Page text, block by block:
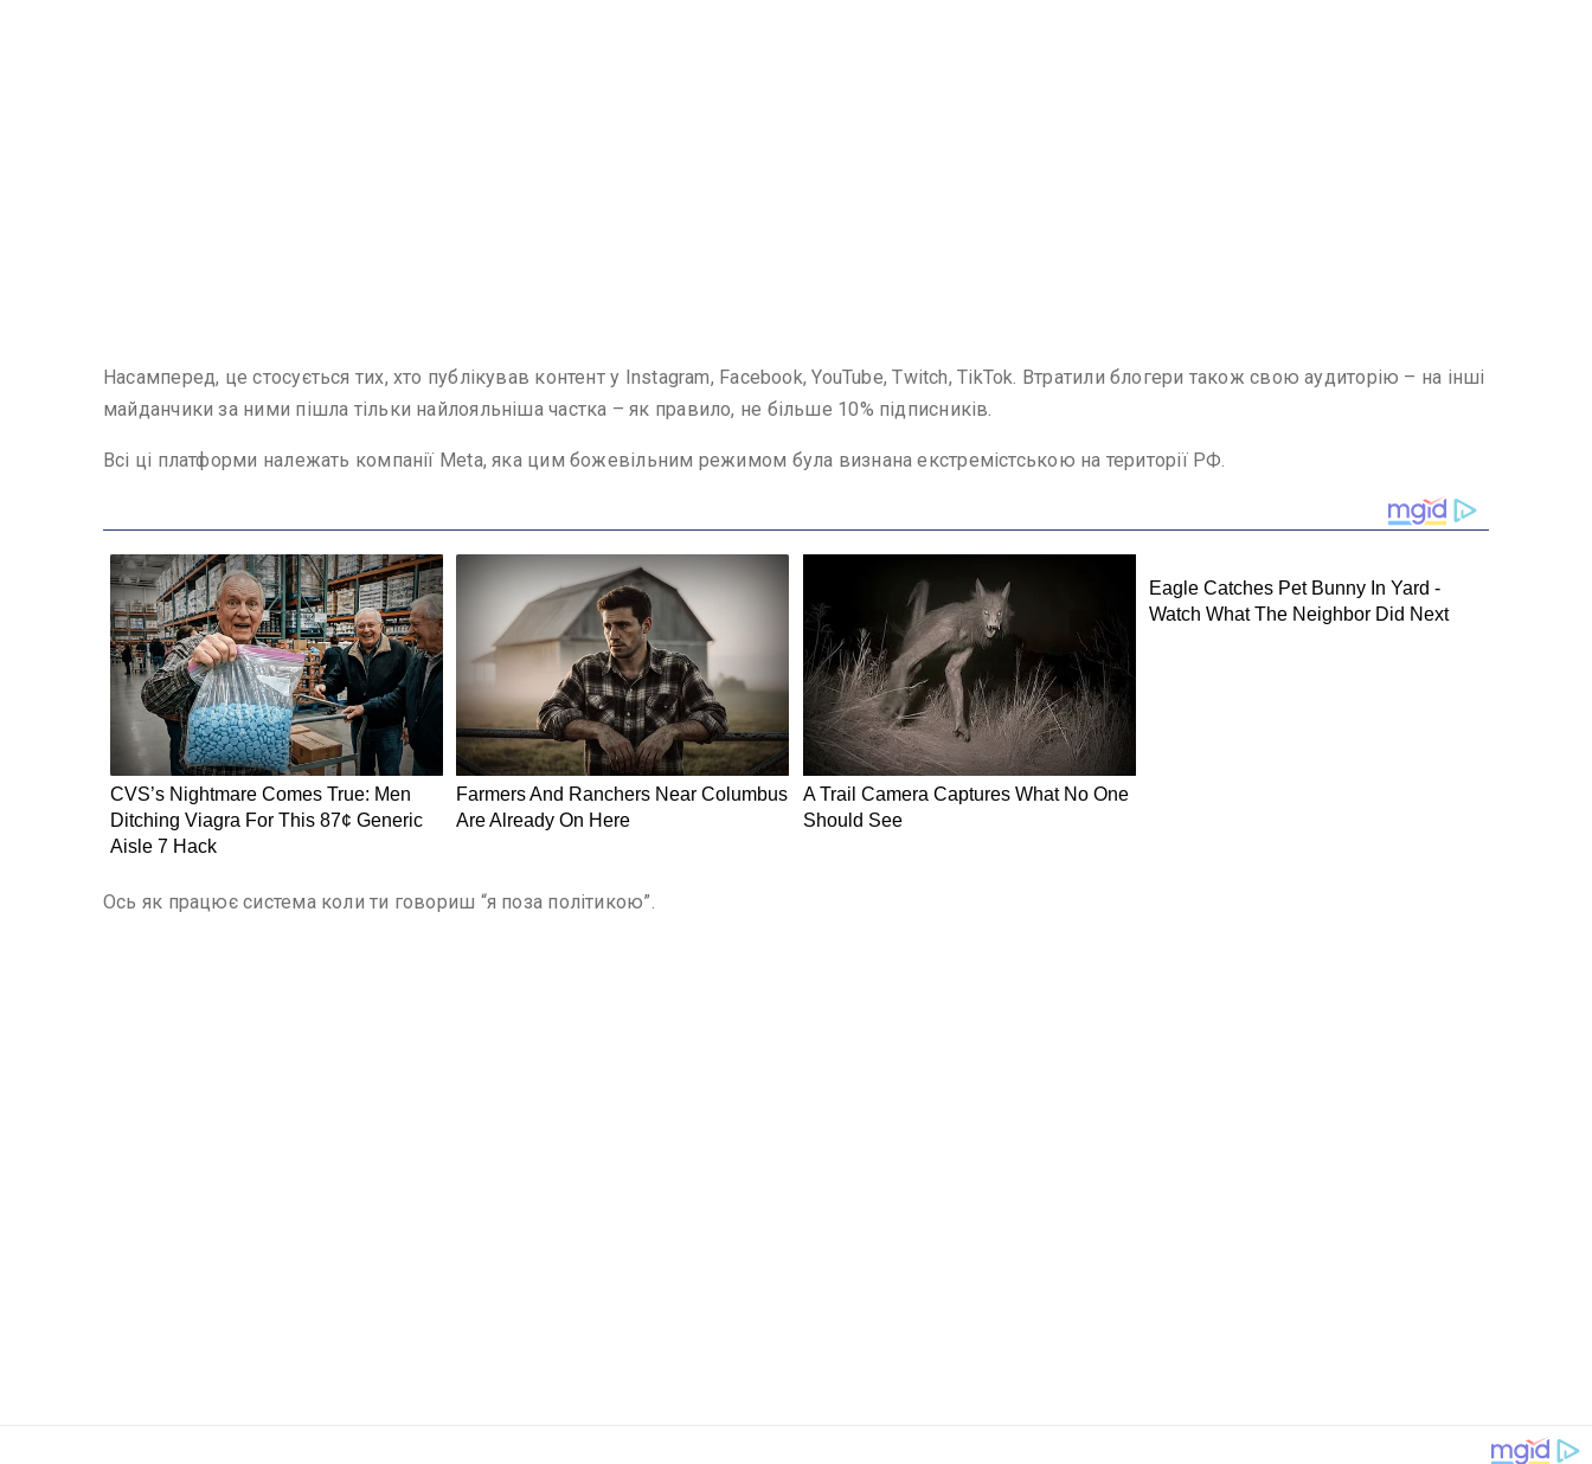
Насамперед, це стосується тих, хто публікував контент у Instagram, Facebook, YouTube, Twitch, TikTok. Втратили блогери також свою аудиторію – на інші
майданчики за ними пішла тільки найлояльніша частка – як правило, не більше 10% підписників.
Всі ці платформи належать компанії Meta, яка цим божевільним режимом була визнана екстремістською на території РФ.
Ось як працює система коли ти говориш “я поза політикою”.